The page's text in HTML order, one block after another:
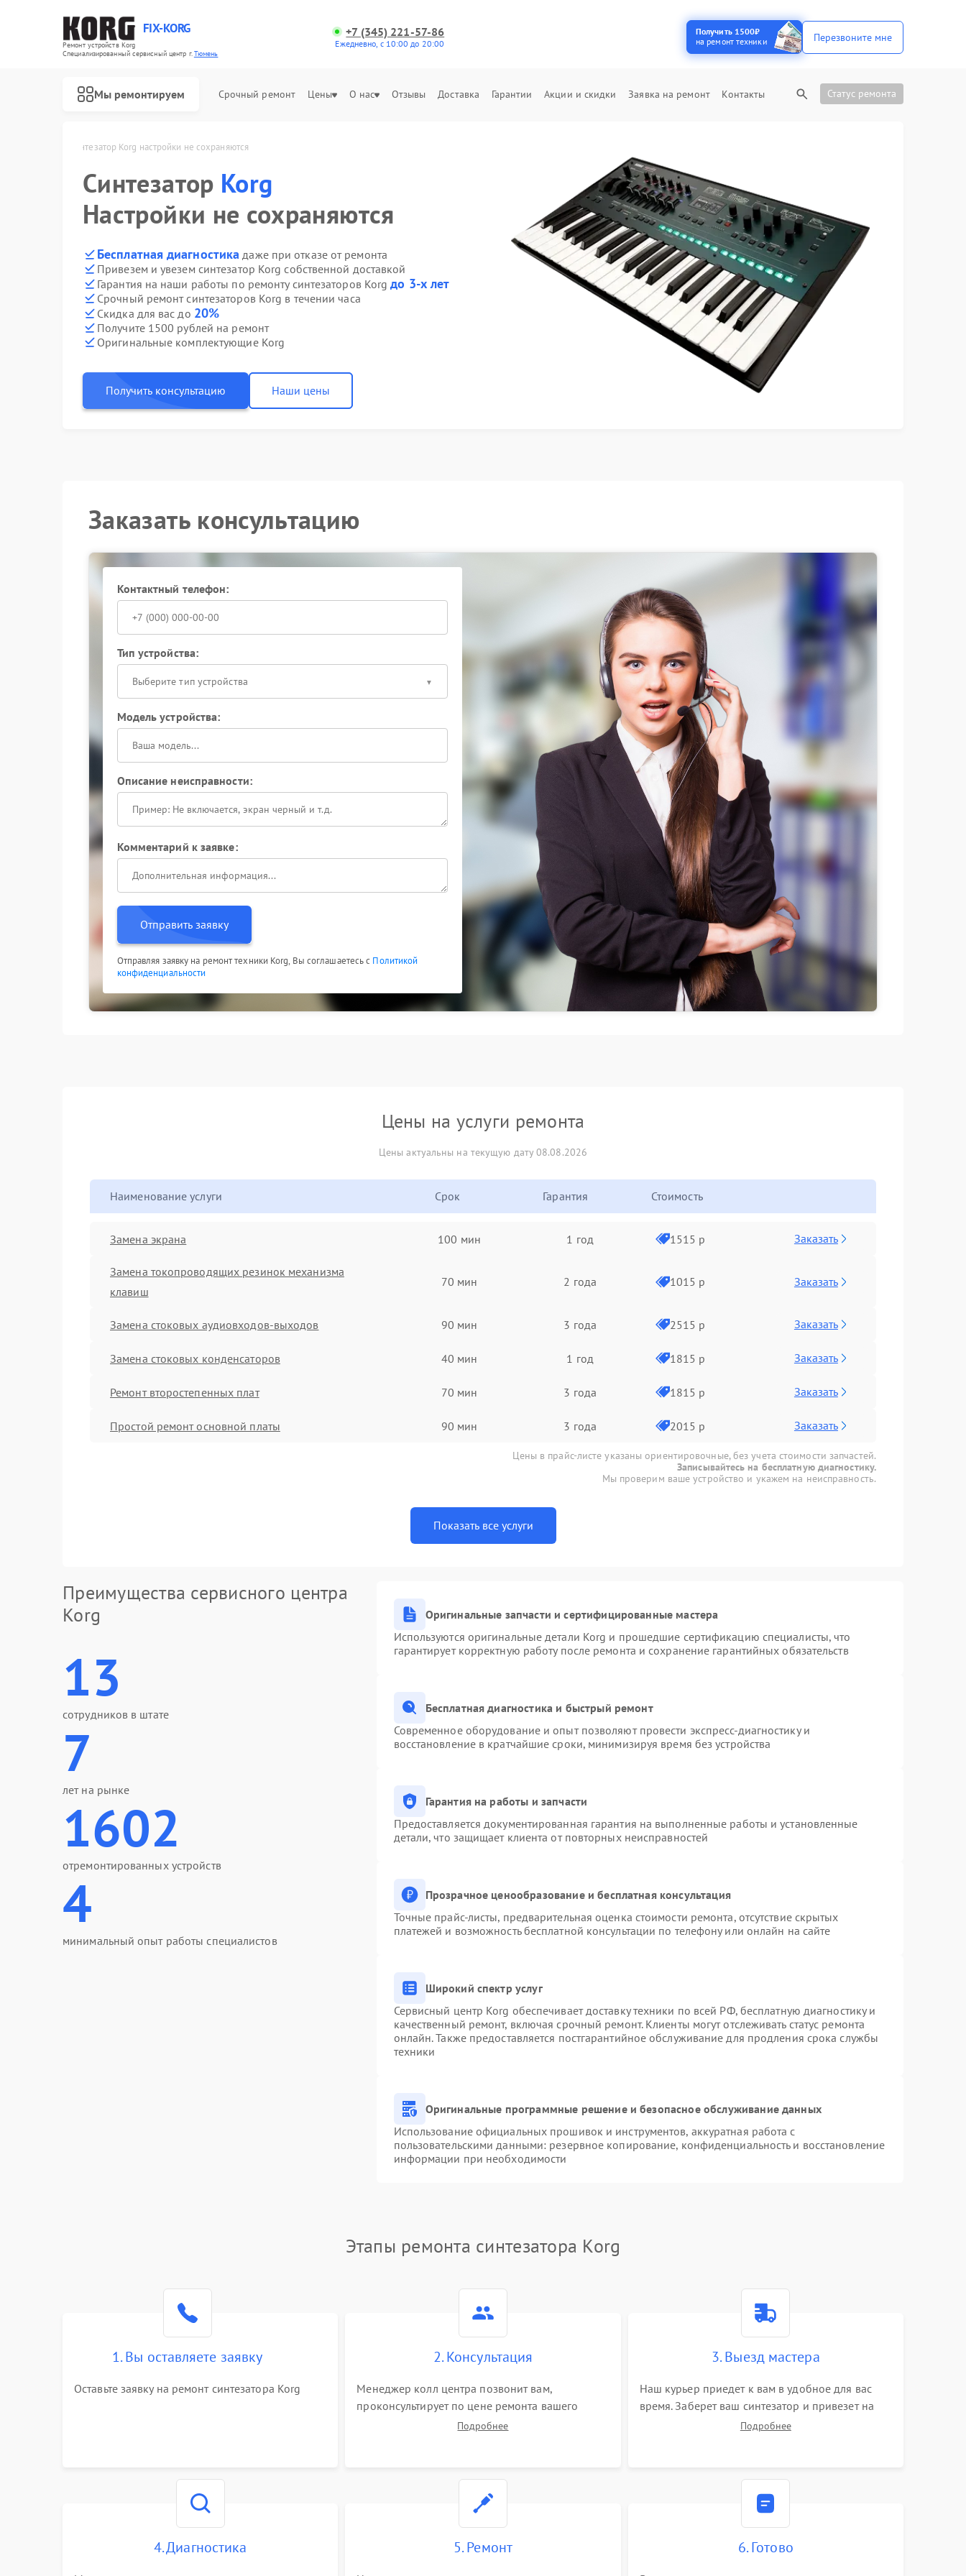
FIX-KORG
Ремонт устройств Korg
Специализированный cервисный центр г.Тюмень
+7 (345) 221-57-86
Ежедневно, с 10:00 до 20:00
Получить 1500₽
на ремонт техники
Перезвоните мне
Мы ремонтируем Срочный ремонт Цены О нас Отзывы Доставка Гарантии Акции и скидки Заявка на ремонт Контакты Статус ремонта
Синтезатор Korg настройки не сохраняются
Синтезатор Korg
Настройки не сохраняются
Бесплатная диагностика даже при отказе от ремонта
Привезем и увезем синтезатор Korg собственной доставкой
Гарантия на наши работы по ремонту синтезаторов Korgдо 3-х лет
Срочный ремонт синтезаторов Korg в течении часа
Скидка для вас до 20%
Получите 1500 рублей на ремонт
Оригинальные комплектующие Korg
Получить консультацию Наши цены
Заказать консультацию
Контактный телефон:
Тип устройства:
Выберите тип устройства
Модель устройства:
Описание неисправности:
Комментарий к заявке:
Отправить заявку
Отправляя заявку на ремонт техники Korg, Вы соглашаетесь с Политикой
конфиденциальности
Цены на услуги ремонта
Цены актуальны на текущую дату 08.08.2026
Наименование услуги Срок Гарантия Стоимость
Замена экрана 100 мин 1 год 1515 р Заказать
Замена токопроводящих резинок механизма
клавиш
70 мин 2 года 1015 р Заказать
Замена стоковых аудиовходов-выходов 90 мин 3 года 2515 р Заказать
Замена стоковых конденсаторов 40 мин 1 год 1815 р Заказать
Ремонт второстепенных плат 70 мин 3 года 1815 р Заказать
Простой ремонт основной платы 90 мин 3 года 2015 р Заказать
Цены в прайс-листе указаны ориентировочные, без учета стоимости запчастей.
Записывайтесь на бесплатную диагностику.
Мы проверим ваше устройство и укажем на неисправность.
Показать все услуги
Преимущества сервисного центра
Korg
13
сотрудников в штате
7
лет на рынке
1602
отремонтированных устройств
4
минимальный опыт работы специалистов
Оригинальные запчасти и сертифицированные мастера
Используются оригинальные детали Korg и прошедшие сертификацию специалисты, что
гарантирует корректную работу после ремонта и сохранение гарантийных обязательств
Бесплатная диагностика и быстрый ремонт
Современное оборудование и опыт позволяют провести экспресс-диагностику и
восстановление в кратчайшие сроки, минимизируя время без устройства
Гарантия на работы и запчасти
Предоставляется документированная гарантия на выполненные работы и установленные
детали, что защищает клиента от повторных неисправностей
Прозрачное ценообразование и бесплатная консультация
Точные прайс-листы, предварительная оценка стоимости ремонта, отсутствие скрытых
платежей и возможность бесплатной консультации по телефону или онлайн на сайте
Широкий спектр услуг
Сервисный центр Korg обеспечивает доставку техники по всей РФ, бесплатную диагностику и
качественный ремонт, включая срочный ремонт. Клиенты могут отслеживать статус ремонта
онлайн. Также предоставляется постгарантийное обслуживание для продления срока службы
техники
Оригинальные программные решение и безопасное обслуживание данных
Использование официальных прошивок и инструментов, аккуратная работа с
пользовательскими данными: резервное копирование, конфиденциальность и восстановление
информации при необходимости
Этапы ремонта синтезатора Korg
1. Вы оставляете заявку
Оставьте заявку на ремонт синтезатора Korg
2. Консультация
Менеджер колл центра позвонит вам,
проконсультирует по цене ремонта вашего
синтезатора а также ответит на все ваши
Подробнее
3. Выезд мастера
Наш курьер приедет к вам в удобное для вас
время. Заберет ваш синтезатор и привезет на
склад для диагностики.Подробнее
4. Диагностика 5. Ремонт 6. Готово